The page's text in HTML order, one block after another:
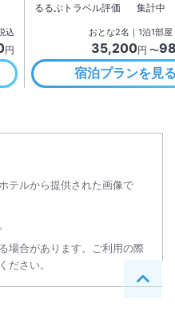
込
円
るるぶトラベル評価
集計中
おとな2名 ｜ 1泊1部屋
35,200円 〜
宿泊プランを見
テルから提供された画像で
場合があります。ご利用の際
ださい。
ペー